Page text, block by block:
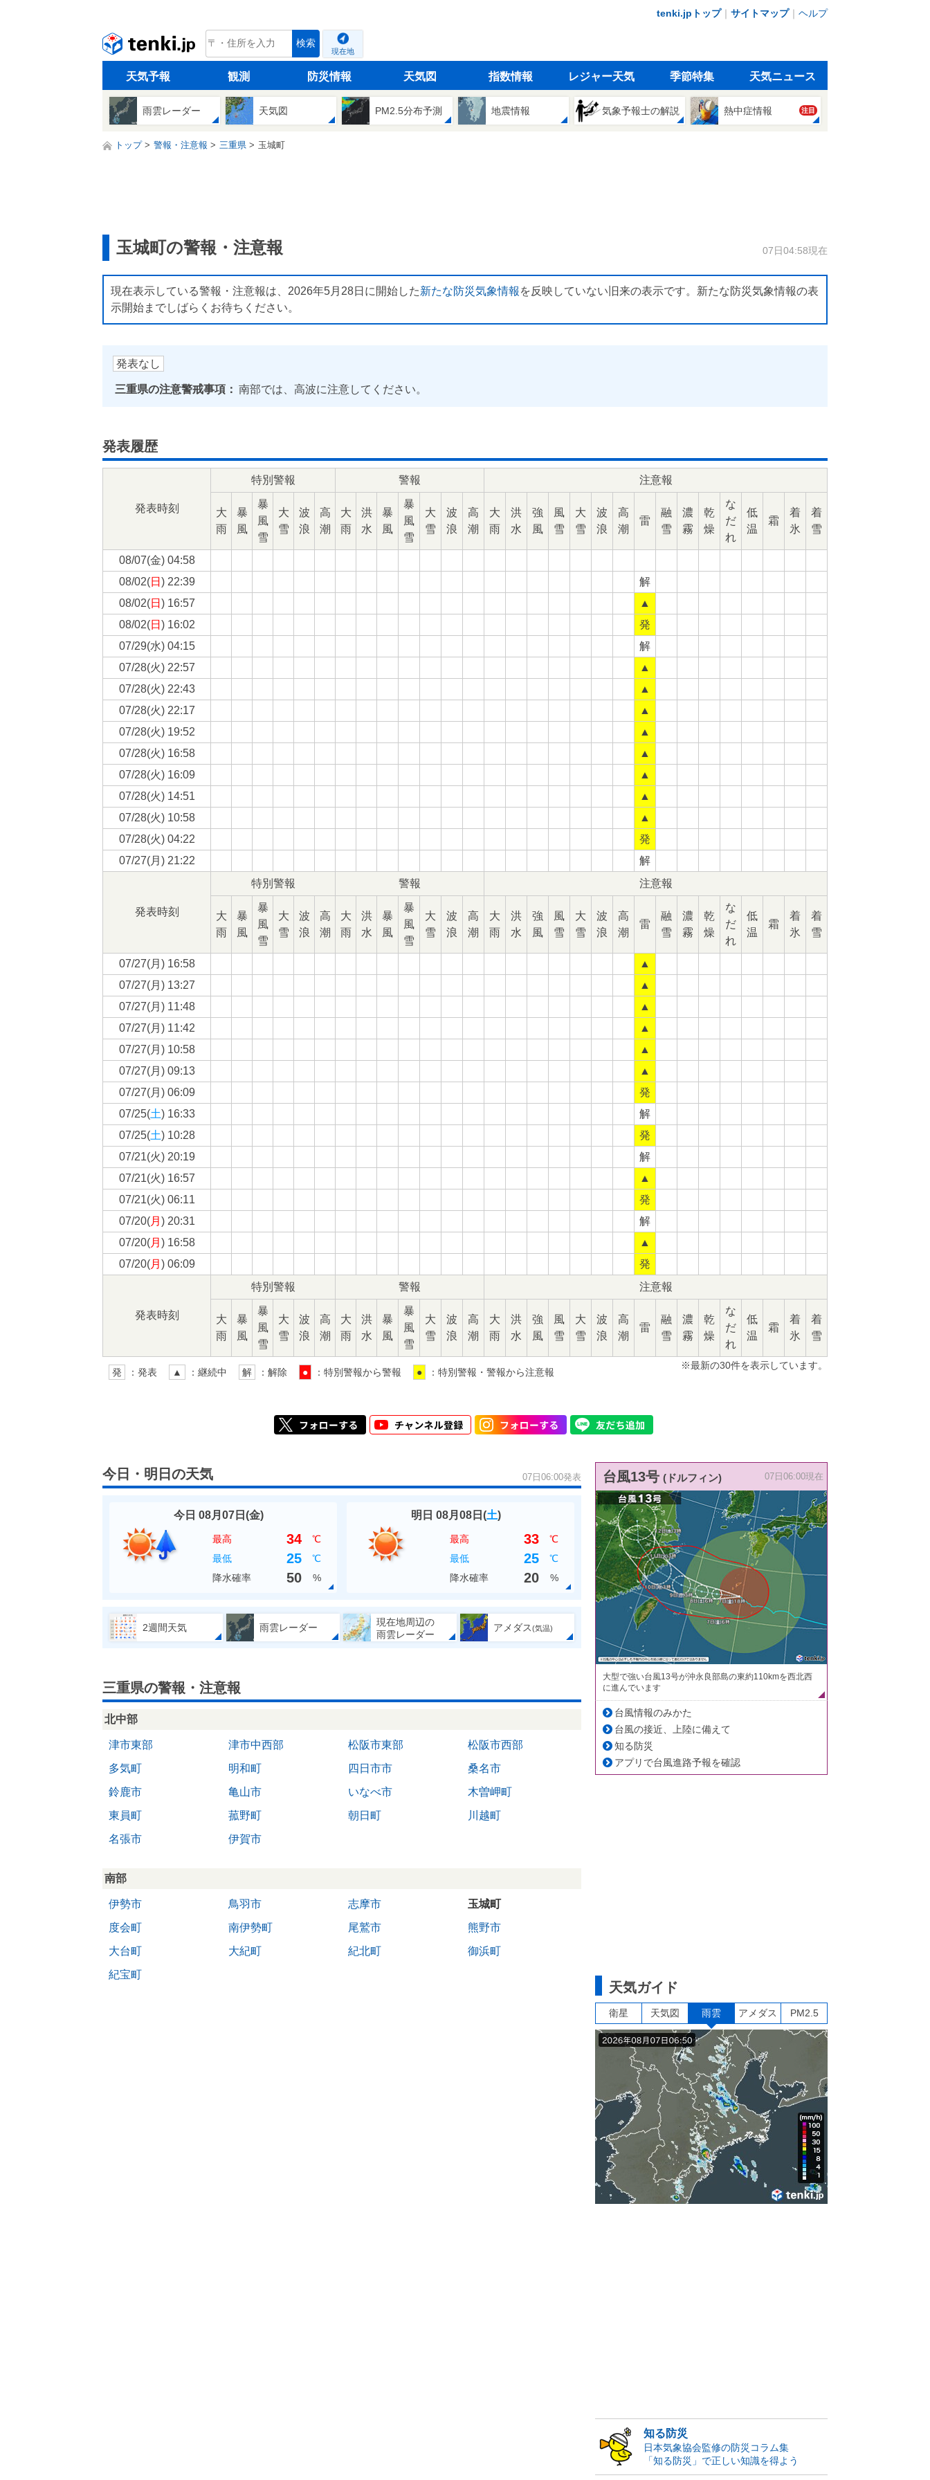
tenki.jpトップ｜ サイトマップ｜ ヘルプ
tenki.jp 検索
現在地
天気予報 観測 防災情報 天気図 指数情報 レジャー天気 季節特集 天気ニュース
雨雲レーダー 天気図 PM2.5分布予測 地震情報 気象予報士の解説 熱中症情報 注目
トップ 警報・注意報 三重県 玉城町
玉城町の警報・注意報 07日04:58現在
現在表示している警報・注意報は、2026年5月28日に開始した新たな防災気象情報 を反映していない旧来の表示です。新たな防災気象情報の表
示開始までしばらくお待ちください。
発表なし
三重県の注意警戒事項： 南部では、高波に注意してください。
発表履歴
発表時刻
特別警報 警報 注意報
大
雨
暴
風
暴
風
雪
大
雪
波
浪
高
潮
大
雨
洪
水
暴
風
暴
風
雪
大
雪
波
浪
高
潮
大
雨
洪
水
強
風
風
雪
大
雪
波
浪
高
潮
雷
融
雪
濃
霧
乾
燥
な
だ
れ
低
温
霜
着
氷
着
雪
08/07(金) 04:58
08/02(日 ) 22:39
解
08/02(日 ) 16:57
▲
08/02(日 ) 16:02
発
07/29(水) 04:15
解
07/28(火) 22:57
▲
07/28(火) 22:43
▲
07/28(火) 22:17
▲
07/28(火) 19:52
▲
07/28(火) 16:58
▲
07/28(火) 16:09
▲
07/28(火) 14:51
▲
07/28(火) 10:58
▲
07/28(火) 04:22
発
07/27(月 ) 21:22 解
発表時刻
特別警報 警報 注意報
大
雨
暴
風
暴
風
雪
大
雪
波
浪
高
潮
大
雨
洪
水
暴
風
暴
風
雪
大
雪
波
浪
高
潮
大
雨
洪
水
強
風
風
雪
大
雪
波
浪
高
潮
雷
融
雪
濃
霧
乾
燥
な
だ
れ
低
温
霜
着
氷
着
雪
07/27(月 ) 16:58
▲
07/27(月 ) 13:27
▲
07/27(月 ) 11:48
▲
07/27(月 ) 11:42
▲
07/27(月 ) 10:58
▲
07/27(月 ) 09:13
▲
07/27(月 ) 06:09
発
07/25(土) 16:33
解
07/25(土) 10:28
発
07/21(火) 20:19
解
07/21(火) 16:57
▲
07/21(火) 06:11
発
07/20(月 ) 20:31
解
07/20(月 ) 16:58
▲
07/20(月 ) 06:09 発
発表時刻
特別警報 警報 注意報
大
雨
暴
風
暴
風
雪
大
雪
波
浪
高
潮
大
雨
洪
水
暴
風
暴
風
雪
大
雪
波
浪
高
潮
大
雨
洪
水
強
風
風
雪
大
雪
波
浪
高
潮
雷
融
雪
濃
霧
乾
燥
な
だ
れ
低
温
霜
着
氷
着
雪
※最新の30件を表示しています。
発 ：発表 ▲ ：継続中 解 ：解除 ● ：特別警報から警報 ● ：特別警報・警報から注意報
今日・明日の天気 07日06:00発表
今日 08月07日(金)
最高 34
℃
最低
25
℃
降水確率
50 %
明日 08月08日(土)
最高 33
℃
最低
25
℃
降水確率
20 %
2週間天気 雨雲レーダー
現在地周辺の
雨雲レーダー
アメダス(気温)
三重県の警報・注意報
北中部
津市東部 津市中西部 松阪市東部
松阪市西部
多気町
明和町 四日市市
桑名市
鈴鹿市
亀山市 いなべ市
木曽岬町
東員町
菰野町 朝日町
川越町
名張市
伊賀市
南部
伊勢市 鳥羽市 志摩市
玉城町
度会町
南伊勢町 尾鷲市
熊野市
大台町
大紀町 紀北町
御浜町
紀宝町
台風13号 (ドルフィン) 07日06:00現在
大型で強い台風13号が沖永良部島の東約110kmを西北西
に進んでいます
台風情報のみかた
台風の接近、上陸に備えて
知る防災
アプリで台風進路予報を確認
天気ガイド
衛星 天気図 雨雲 アメダス PM2.5
知る防災
日本気象協会監修の防災コラム集
「知る防災」で正しい知識を得よう